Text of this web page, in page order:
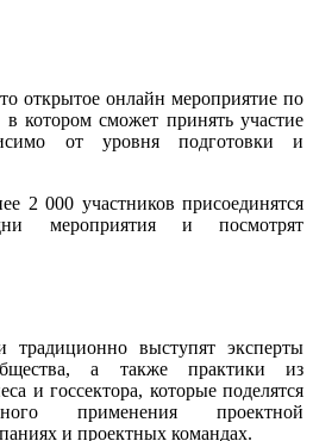
открытое онлайн мероприятие по
котором сможет принять участие
от уровня подготовки и
2 000 участников присоединятся
мероприятия и посмотрят
традиционно выступят эксперты
а также практики из
и госсектора, которые поделятся
применения проектной
и проектных командах.